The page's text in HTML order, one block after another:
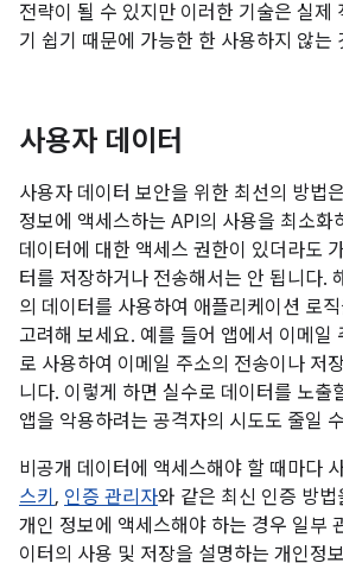
전략이 될 수 있지만 이러한 기술은 실제
기 쉽기 때문에 가능한 한 사용하지 않는
사용자 데이터
사용자 데이터 보안을 위한 최선의 방법
정보에 액세스하는 API의 사용을 최소화
데이터에 대한 액세스 권한이 있더라도
터를 저장하거나 전송해서는 안 됩니다.
의 데이터를 사용하여 애플리케이션 로
고려해 보세요. 예를 들어 앱에서 이메일
로 사용하여 이메일 주소의 전송이나 저
니다. 이렇게 하면 실수로 데이터를 노출
앱을 악용하려는 공격자의 시도도 줄일
비공개 데이터에 액세스해야 할 때마다
스키 , 인증 관리자와 같은 최신 인증 방
개인 정보에 액세스해야 하는 경우 일부
이터의 사용 및 저장을 설명하는 개인정